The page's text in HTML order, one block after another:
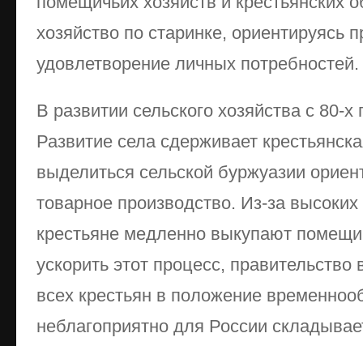
хозяйство по старинке, ориентируясь
удовлетворение личных потребностей.
В развитии сельского хозяйства с 80-
Развитие села сдерживает
выделиться сельской буржуазии
товарное производство. Из-за
крестьяне медленно выкупают
ускорить этот процесс, правительство
всех крестьян в положение
неблагоприятно для России